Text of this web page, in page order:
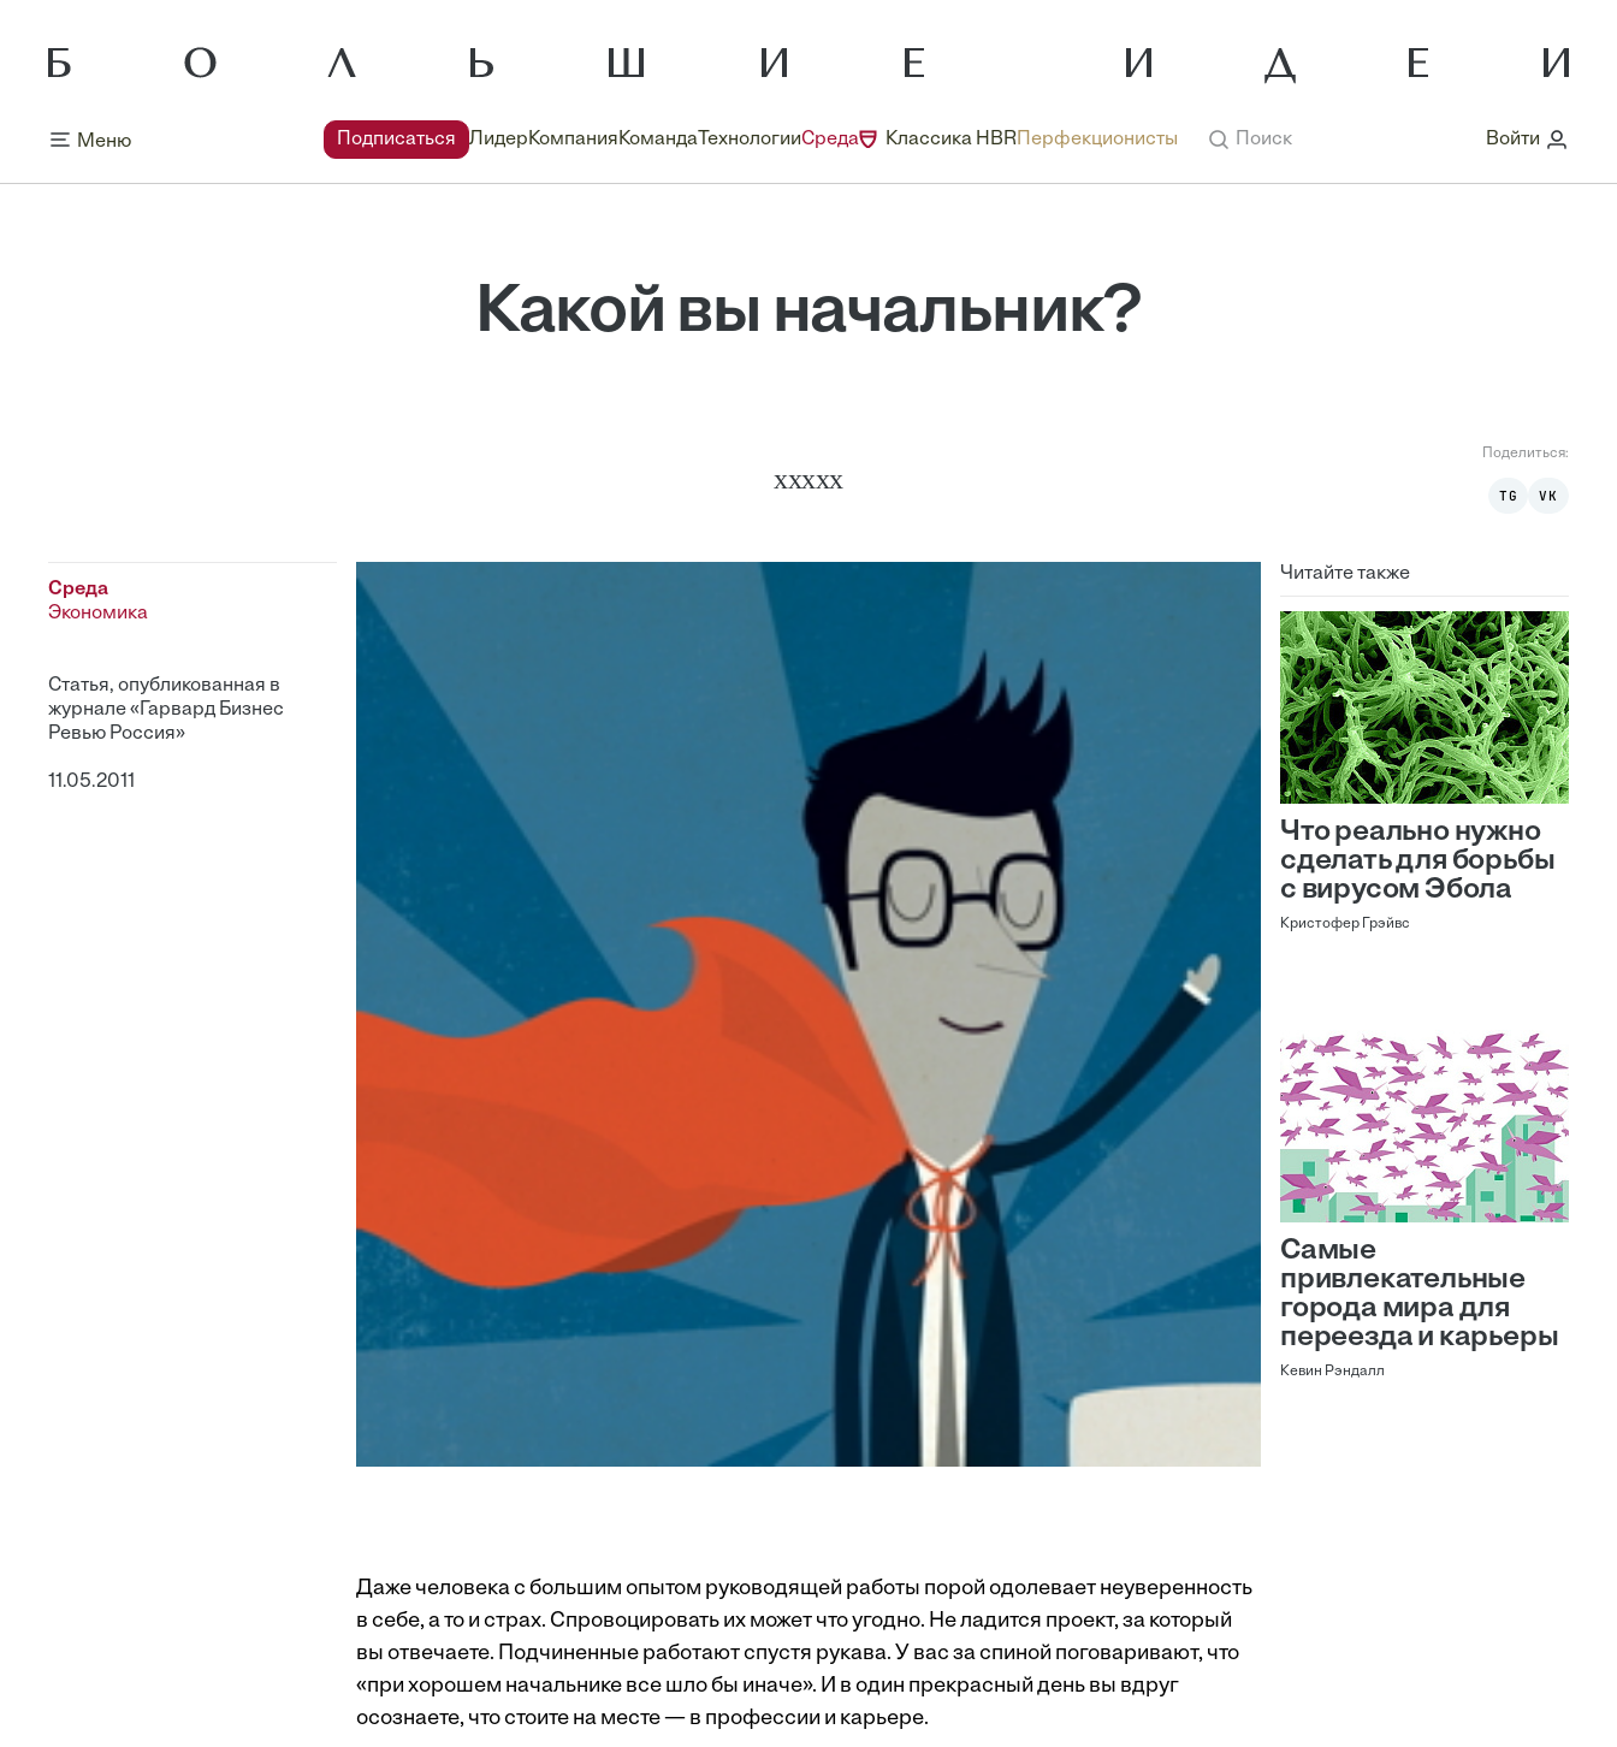
Меню Подписаться ЛидерКомпанияКоманда ТехнологииСреда Классика HBR Перфекционисты Поиск Войти
Какой вы начальник?
ххххх
Поделиться:
TG VK
Среда
Экономика
Статья, опубликованная в
журнале «Гарвард Бизнес
Ревью Россия»
11.05.2011
Читайте также
Что реально нужно
сделать для борьбы
с вирусом Эбола
Кристофер Грэйвс
Самые
привлекательные
города мира для
переезда и карьеры
Кевин Рэндалл
Даже человека с большим опытом руководящей работы порой одолевает неуверенность
в себе, а то и страх. Спровоцировать их может что угодно. Не ладится проект, за который
вы отвечаете. Подчиненные работают спустя рукава. У вас за спиной поговаривают, что
«при хорошем начальнике все шло бы иначе». И в один прекрасный день вы вдруг
осознаете, что стоите на месте — в профессии и карьере.